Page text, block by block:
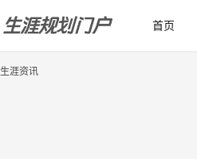
首页
生涯资讯